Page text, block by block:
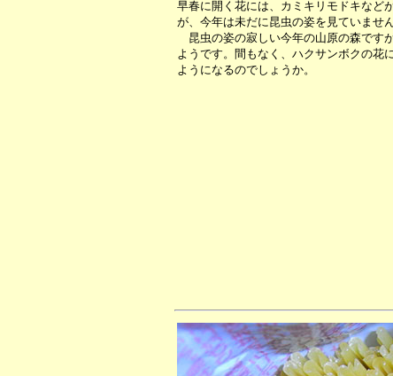
早春に開く花には、カミキリモドキなど
が、今年は未だに昆虫の姿を見ていません
昆虫の姿の寂しい今年の山原の森です
ようです。間もなく、ハクサンボクの花
ようになるのでしょうか。